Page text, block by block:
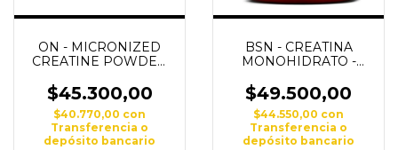
ON - MICRONIZED
CREATINE POWDER
$45.300,00
$40.770,00 con
Transferencia o
depósito bancario
BSN - CREATINA
MONOHIDRATO -
$49.500,00
$44.550,00 con
Transferencia o
depósito bancario